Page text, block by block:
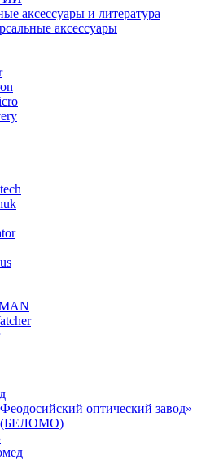
аксессуары и литература
аксессуары
оптический завод»
(БЕЛОМО)